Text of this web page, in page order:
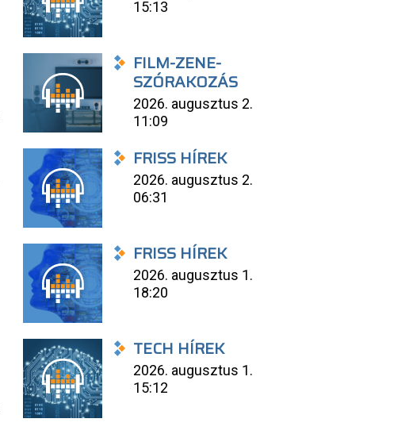
15:13
FILM-ZENE-
SZÓRAKOZÁS
2026. augusztus 2.
11:09
FRISS HÍREK
2026. augusztus 2.
06:31
FRISS HÍREK
2026. augusztus 1.
18:20
TECH HÍREK
2026. augusztus 1.
15:12